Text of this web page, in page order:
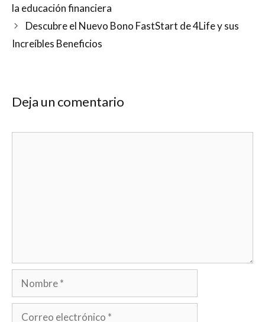
la educación financiera
Descubre el Nuevo Bono FastStart de 4Life y sus
Increíbles Beneficios
Deja un comentario
Nombre
Correo